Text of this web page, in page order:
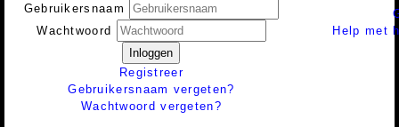
Gebruikersnaam
Wachtwoord
Inloggen
Registreer
Gebruikersnaam vergeten?
Wachtwoord vergeten?
Help met